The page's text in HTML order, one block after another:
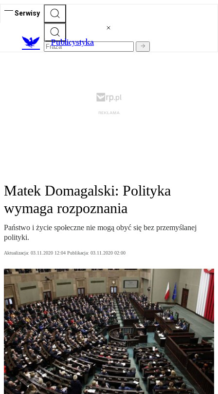
Serwisy
Publicystyka
Matek Domagalski: Polityka
wymaga rozpoznania
Państwo i życie społeczne nie mogą obyć się bez przemyślanej
polityki.
Aktualizacja: 03.11.2020 12:04 Publikacja: 03.11.2020 02:00